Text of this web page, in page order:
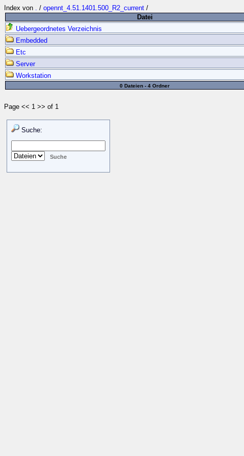
Index von . / opennt_4.51.1401.500_R2_current /
Datei
Uebergeordnetes Verzeichnis
Embedded
Etc
Server
Workstation
0 Dateien - 4 Ordner
Page << 1 >> of 1
Suche: